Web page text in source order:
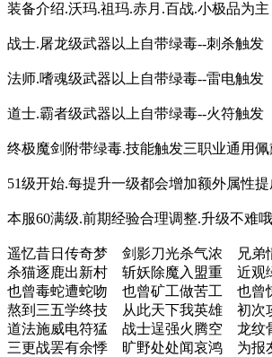
装备介绍.沃玛.祖玛.赤月.百战.小极品为主
战士.屠龙级武器以上自带绿毒--刺杀触发
法师.嗜魂级武器以上自带绿毒--雷电触发
道士.霸者级武器以上自带绿毒--火符触发
终极魔剑附带绿毒.技能触发三职业通用佩
51级开始.每提升一级都会增加额外属性提
本服60满级.前期经验合理调整.升级不难哦
遥忆昔日传奇梦 剑影刀光杀气浓 兄弟
杀猫逐鹿出新村 斩妖除魔入盟重 近观
也曾毒蛇遭蛇吻 也曾矿工做苦工 也曾
熬到三五学终技 从此天下我英雄 初次
道法施威电符猛 战士逞强火腾空 龙纹
三更战罢有余悸 旷野处处闻哀鸿 为报